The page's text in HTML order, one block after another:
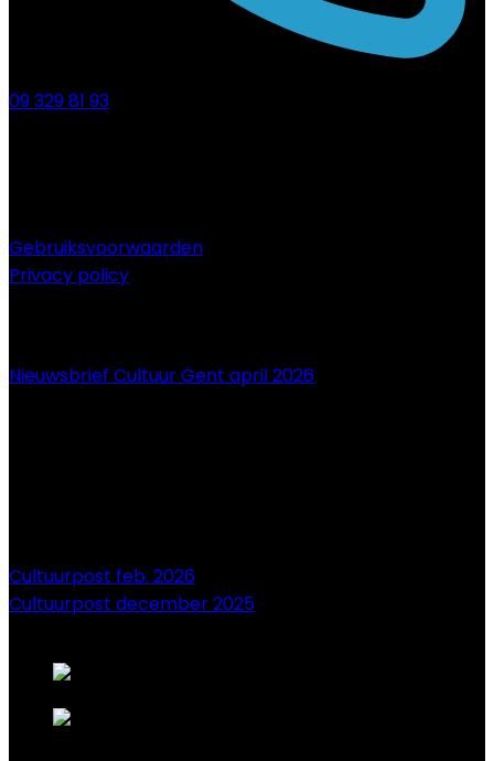
09 329 81 93
Gebruiksvoorwaarden
Privacy policy
Nieuwsbrief Cultuur Gent april 2026
Cultuurpost feb. 2026
Cultuurpost december 2025